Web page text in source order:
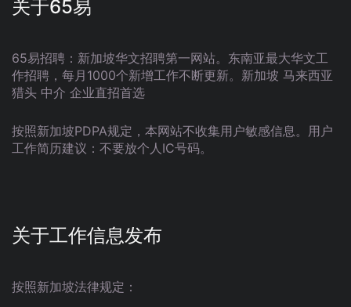
关于65易
65易招聘：新加坡华文招聘第一网站。东南亚最大华文工
作招聘，每月1000个新增工作不断更新。新加坡 马来西亚
猎头 中介 企业直招首选
按照新加坡PDPA规定，本网站不收集用户敏感信息。用户
工作简历建议：不要放个人IC号码。
关于工作信息发布
按照新加坡法律规定：